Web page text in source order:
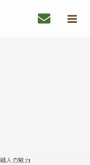
人の魅力